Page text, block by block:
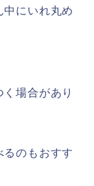
中にいれ丸め
場合があり
のもおすす